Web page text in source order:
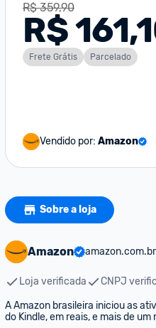
R$ 359,90
R$
Frete Grátis Parcelado
Vendido por: Amazon
Sobre a loja
Amazon amazon.com.br
Loja verificada CNPJ
A Amazon brasileira iniciou as
do Kindle, em reais, e mais de